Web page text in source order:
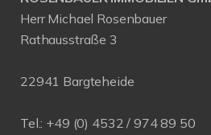
Herr Michael Rosenbauer
Rathausstraße 3
22941 Bargteheide
Tel.: +49 (0) 4532 / 974 89 50